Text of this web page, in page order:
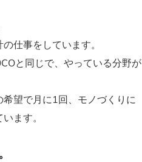
仕事をしています。
と同じで、やっている分野が
望で月に1回、モノづくりに
ます。